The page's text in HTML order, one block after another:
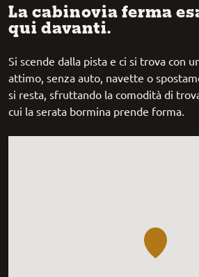
La cabinovia ferma
qui davanti.
Si scende dalla pista e ci si trova con
attimo, senza auto, navette o
si resta, sfruttando la comodità di
cui la serata bormina prende forma.